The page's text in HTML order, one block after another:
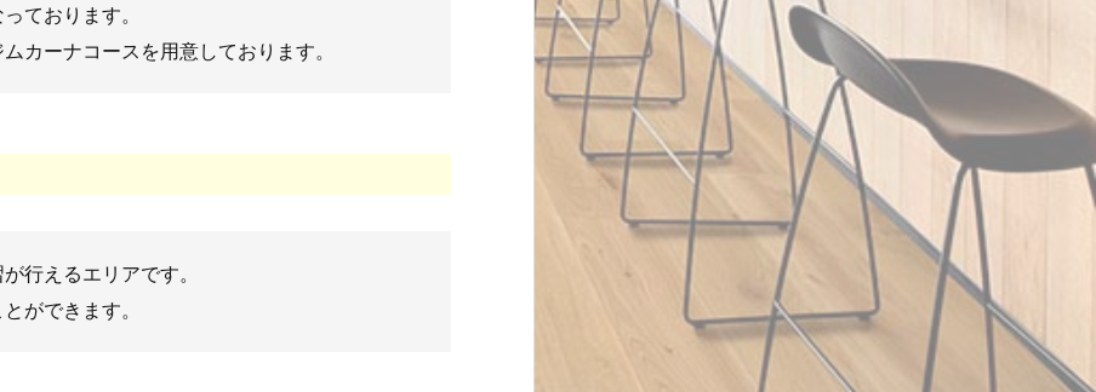
ております。
カーナコースを用意しております。
行えるエリアです。
ができます。